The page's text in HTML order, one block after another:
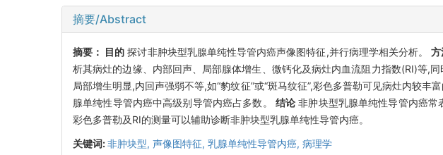
摘要/Abstract
摘要： 目的 探讨非肿块型乳腺单纯性导管内癌声像图特征,并行病理学相关分析。方
析其病灶的边缘、内部回声、局部腺体增生、微钙化及病灶内血流阻力指数(RI)等,同
局部增生明显,内回声强弱不等,如“豹纹征”或“斑马纹征”,彩色多普勒可见病灶内较
腺单纯性导管内癌中高级别导管内癌占多数。 结论 非肿块型乳腺单纯性导管内癌
彩色多普勒及RI的测量可以辅助诊断非肿块型乳腺单纯性导管内癌。
关键词:非肿块型, 声像图特征, 乳腺单纯性导管内癌, 病理学